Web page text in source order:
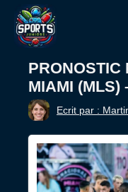
Aller
contenu
PRONOSTIC
MIAMI (MLS)
Ecrit par :